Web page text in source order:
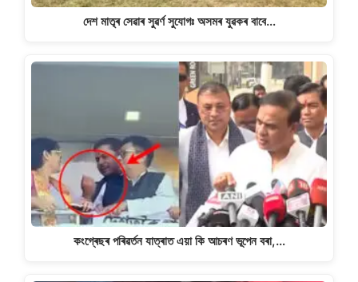
দেশ মাতৃৰ সেৱাৰ সুৱৰ্ণ সুযোগঃ অসমৰ যুৱকৰ বাবে…
কংগ্ৰেছৰ পৰিৱৰ্তন যাত্ৰাত এয়া কি আচৰণ ভূপেন বৰা,…